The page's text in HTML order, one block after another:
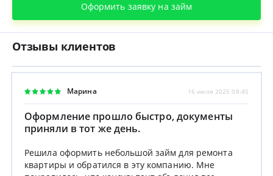
Оформить заявку на займ
Отзывы клиентов
Марина 16 июля 2025 08:45
Оформление прошло быстро, документы
приняли в тот же день.
Решила оформить небольшой займ для ремонта
квартиры и обратился в эту компанию. Мне